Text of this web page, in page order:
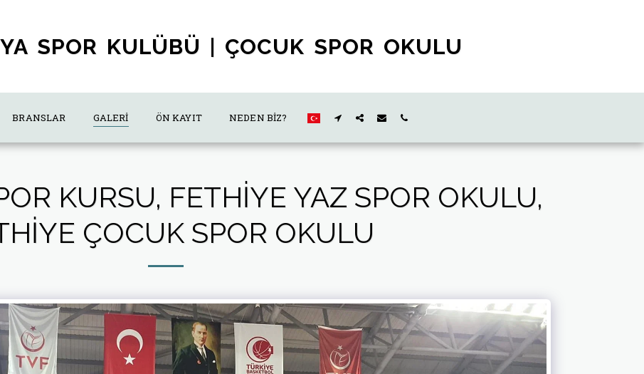
SPOR KULÜBÜ | ÇOCUK SPOR OKULU
BRANSLAR GALERI ÖN KAYIT NEDEN BIZ?
KURSU, FETHIYE YAZ SPOR OKULU,
ÇOCUK SPOR OKULU